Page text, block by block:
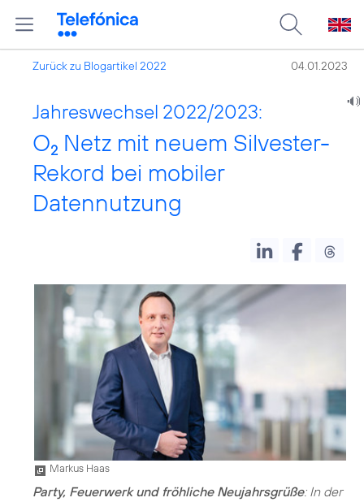
Zurück zu Blogartikel 2022 04.01.2023
Jahreswechsel 2022/2023:
O2 Netz mit neuem Silvester-
Rekord bei mobiler
Datennutzung
Markus Haas
Party, Feuerwerk und fröhliche Neujahrsgrüße: In der